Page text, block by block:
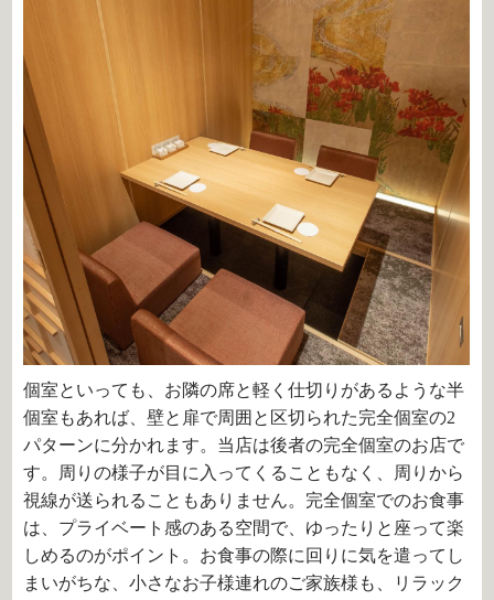
個室といっても、お隣の席と軽く仕切りがあるような半
個室もあれば、壁と扉で周囲と区切られた完全個室の2
パターンに分かれます。当店は後者の完全個室のお店で
す。周りの様子が目に入ってくることもなく、周りから
視線が送られることもありません。完全個室でのお食事
は、プライベート感のある空間で、ゆったりと座って楽
しめるのがポイント。お食事の際に回りに気を遣ってし
まいがちな、小さなお子様連れのご家族様も、リラック